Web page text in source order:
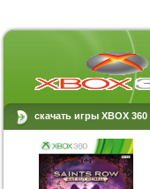
скачать игры XBOX 360